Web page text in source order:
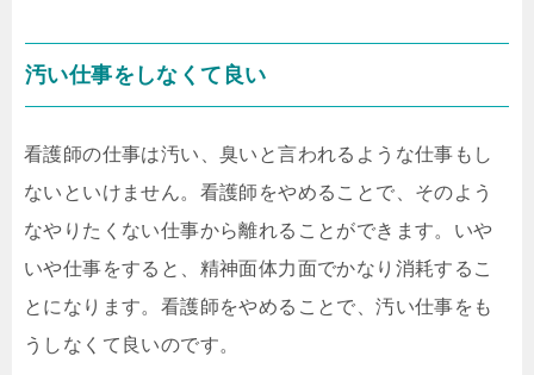
汚い仕事をしなくて良い
看護師の仕事は汚い、臭いと言われるような仕事もし
ないといけません。看護師をやめることで、そのよう
なやりたくない仕事から離れることができます。いや
いや仕事をすると、精神面体力面でかなり消耗するこ
とになります。看護師をやめることで、汚い仕事をも
うしなくて良いのです。